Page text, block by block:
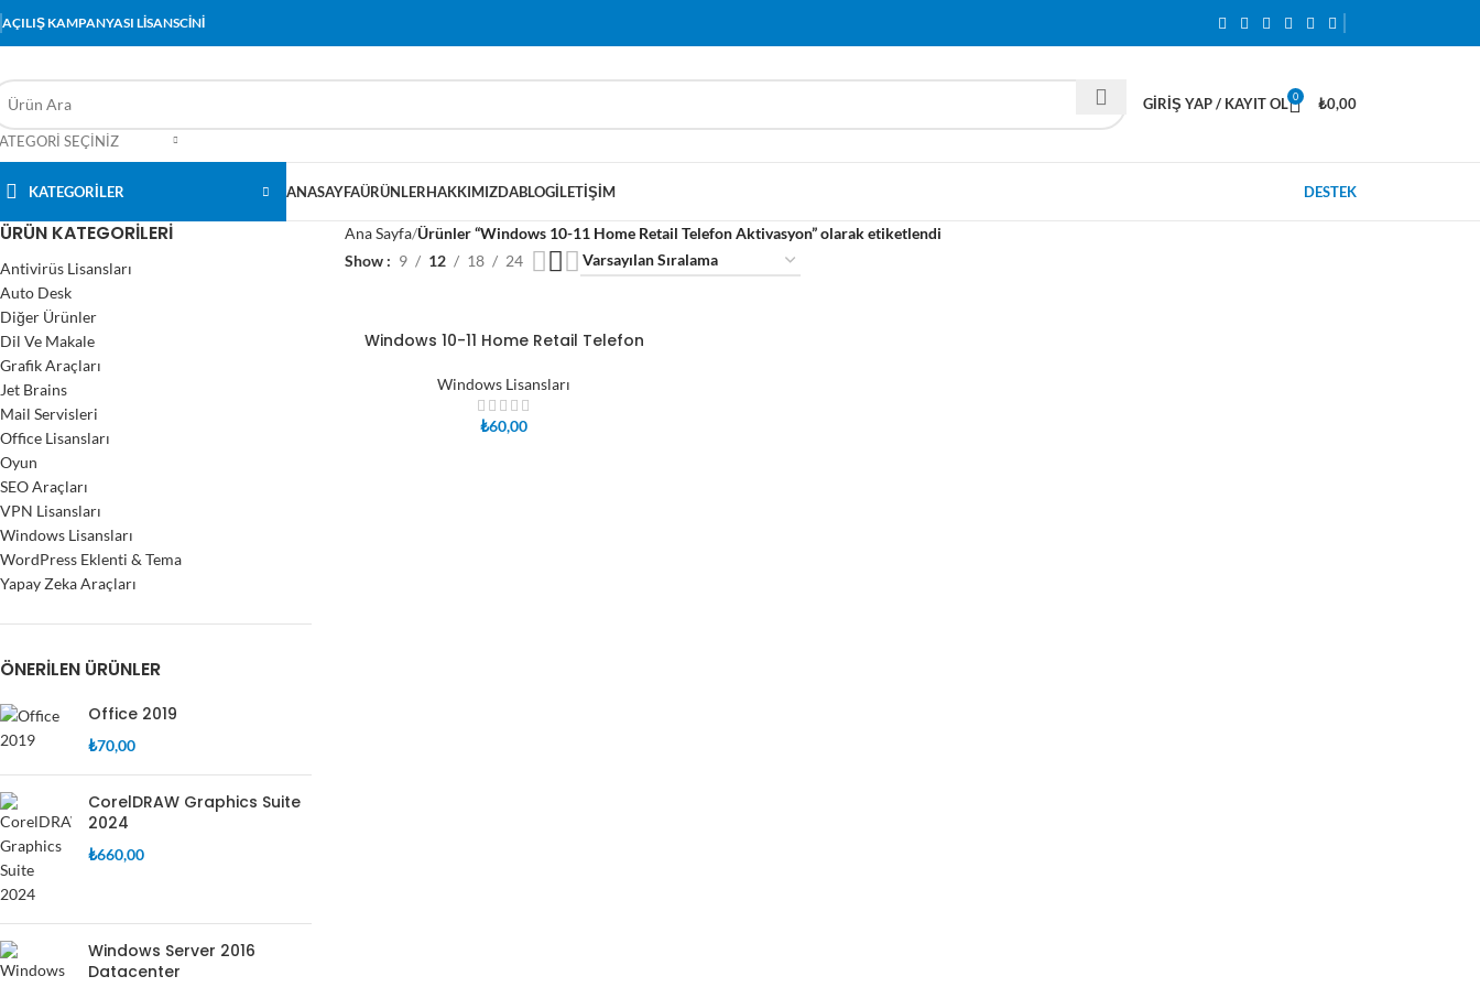
AÇILIŞ KAMPANYASI LİSANSCİNİ
SEÇINIZ
GIRIŞ YAP / KAYIT OL 0 ₺0,00
KATEGORİLER ANASAYFAÜRÜNLERHAKKIMIZDABLOGİLETIŞIM DESTEK
ÜRÜN KATEGORILERI
Antivirüs Lisansları
Auto Desk
Diğer Ürünler
Dil Ve Makale
Grafik Araçları
Jet Brains
Mail Servisleri
Office Lisansları
Oyun
SEO Araçları
VPN Lisansları
Windows Lisansları
WordPress Eklenti & Tema
Yapay Zeka Araçları
ÖNERILEN ÜRÜNLER
Office 2019
₺70,00
CorelDRAW Graphics Suite
2024
₺660,00
Windows Server 2016
Datacenter
Ana Sayfa Ürünler “Windows 10-11 Home Retail Telefon Aktivasyon” olarak etiketlendi
Show
9 12 18 24
SEPETE EKLE
Windows 10-11 Home Retail Telefon
Windows Lisansları
₺60,00